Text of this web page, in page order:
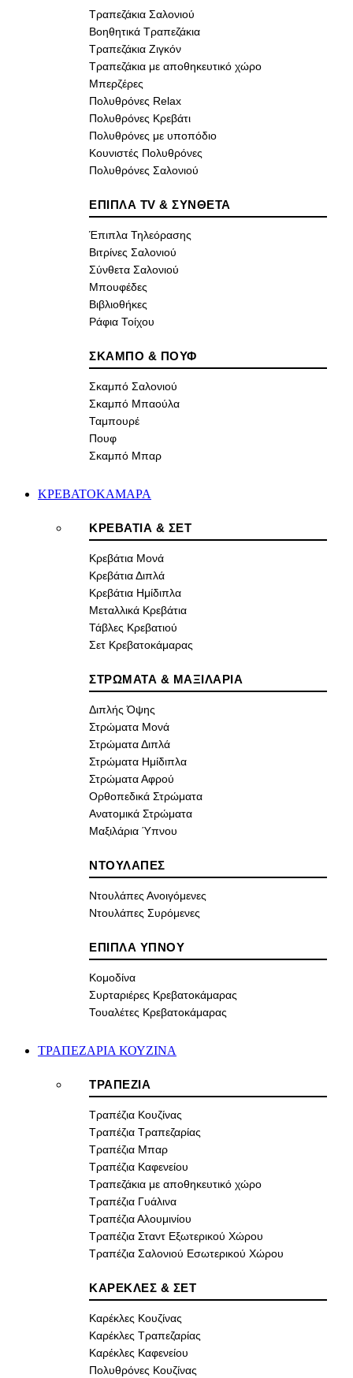
Τραπεζάκια Σαλονιού
Βοηθητικά Τραπεζάκια
Τραπεζάκια Ζιγκόν
Τραπεζάκια με αποθηκευτικό χώρο
Μπερζέρες
Πολυθρόνες Relax
Πολυθρόνες Κρεβάτι
Πολυθρόνες με υποπόδιο
Κουνιστές Πολυθρόνες
Πολυθρόνες Σαλονιού
ΕΠΙΠΛΑ TV & ΣΥΝΘΕΤΑ
Έπιπλα Τηλεόρασης
Βιτρίνες Σαλονιού
Σύνθετα Σαλονιού
Μπουφέδες
Βιβλιοθήκες
Ράφια Τοίχου
ΣΚΑΜΠΟ & ΠΟΥΦ
Σκαμπό Σαλονιού
Σκαμπό Μπαούλα
Ταμπουρέ
Πουφ
Σκαμπό Μπαρ
ΚΡΕΒΑΤΟΚΑΜΑΡΑ
ΚΡΕΒΑΤΙΑ & ΣΕΤ
Κρεβάτια Μονά
Κρεβάτια Διπλά
Κρεβάτια Ημίδιπλα
Μεταλλικά Κρεβάτια
Τάβλες Κρεβατιού
Σετ Κρεβατοκάμαρας
ΣΤΡΩΜΑΤΑ & ΜΑΞΙΛΑΡΙΑ
Διπλής Όψης
Στρώματα Μονά
Στρώματα Διπλά
Στρώματα Ημίδιπλα
Στρώματα Αφρού
Ορθοπεδικά Στρώματα
Ανατομικά Στρώματα
Μαξιλάρια Ύπνου
ΝΤΟΥΛΑΠΕΣ
Ντουλάπες Ανοιγόμενες
Ντουλάπες Συρόμενες
ΕΠΙΠΛΑ ΥΠΝΟΥ
Κομοδίνα
Συρταριέρες Κρεβατοκάμαρας
Τουαλέτες Κρεβατοκάμαρας
ΤΡΑΠΕΖΑΡΙΑ ΚΟΥΖΙΝΑ
ΤΡΑΠΕΖΙΑ
Τραπέζια Κουζίνας
Τραπέζια Τραπεζαρίας
Τραπέζια Μπαρ
Τραπέζια Καφενείου
Τραπεζάκια με αποθηκευτικό χώρο
Τραπέζια Γυάλινα
Τραπέζια Αλουμινίου
Τραπέζια Σταντ Εξωτερικού Χώρου
Τραπέζια Σαλονιού Εσωτερικού Χώρου
ΚΑΡΕΚΛΕΣ & ΣΕΤ
Καρέκλες Κουζίνας
Καρέκλες Τραπεζαρίας
Καρέκλες Καφενείου
Πολυθρόνες Κουζίνας